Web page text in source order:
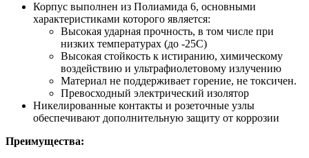
Корпус выполнен из Полиамида 6, основными
характеристиками которого является:
Высокая ударная прочность, в том числе при
низких температурах (до -25С)
Высокая стойкость к истиранию, химическому
воздействию и ультрафиолетовому излучению
Материал не поддерживает горение, не токсичен.
Превосходный электрический изолятор
Никелированные контакты и розеточные узлы
обеспечивают дополнительную защиту от коррозии
Преимущества: